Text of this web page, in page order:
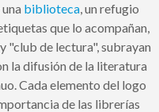
biblioteca, un refugio
que lo acompañan,
"club de lectura", subrayan
la difusión de la literatura
Cada elemento del logo
de las librerías